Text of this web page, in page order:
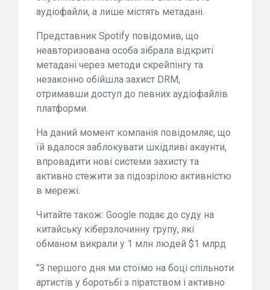
аудіофайли, а лише містять метадані.
Представник Spotify повідомив, що
неавторизована особа зібрала відкриті
метадані через методи скрейпінгу та
незаконно обійшла захист DRM,
отримавши доступ до певних аудіофайлів
платформи.
На даний момент компанія повідомляє, що
їй вдалося заблокувати шкідливі акаунти,
впровадити нові системи захисту та
активно стежити за підозрілою активністю
в мережі.
Читайте також: Google подає до суду на
китайську кіберзлочинну групу, які
обманом викрали у 1 млн людей $1 млрд
"З першого дня ми стоїмо на боці спільноти
артистів у боротьбі з піратством і активно